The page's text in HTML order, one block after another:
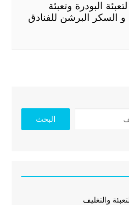
البودرة وتعبئة
و السكر البرشن للفنادق
البحث
والتغليف